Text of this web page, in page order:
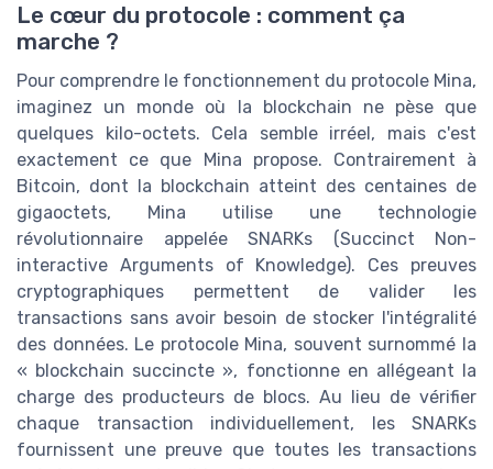
Le cœur du protocole : comment ça
marche ?
Pour comprendre le fonctionnement du protocole Mina,
imaginez un monde où la blockchain ne pèse que
quelques kilo-octets. Cela semble irréel, mais c'est
exactement ce que Mina propose. Contrairement à
Bitcoin, dont la blockchain atteint des centaines de
gigaoctets, Mina utilise une technologie
révolutionnaire appelée SNARKs (Succinct Non-
interactive Arguments of Knowledge). Ces preuves
cryptographiques permettent de valider les
transactions sans avoir besoin de stocker l'intégralité
des données. Le protocole Mina, souvent surnommé la
« blockchain succincte », fonctionne en allégeant la
charge des producteurs de blocs. Au lieu de vérifier
chaque transaction individuellement, les SNARKs
fournissent une preuve que toutes les transactions